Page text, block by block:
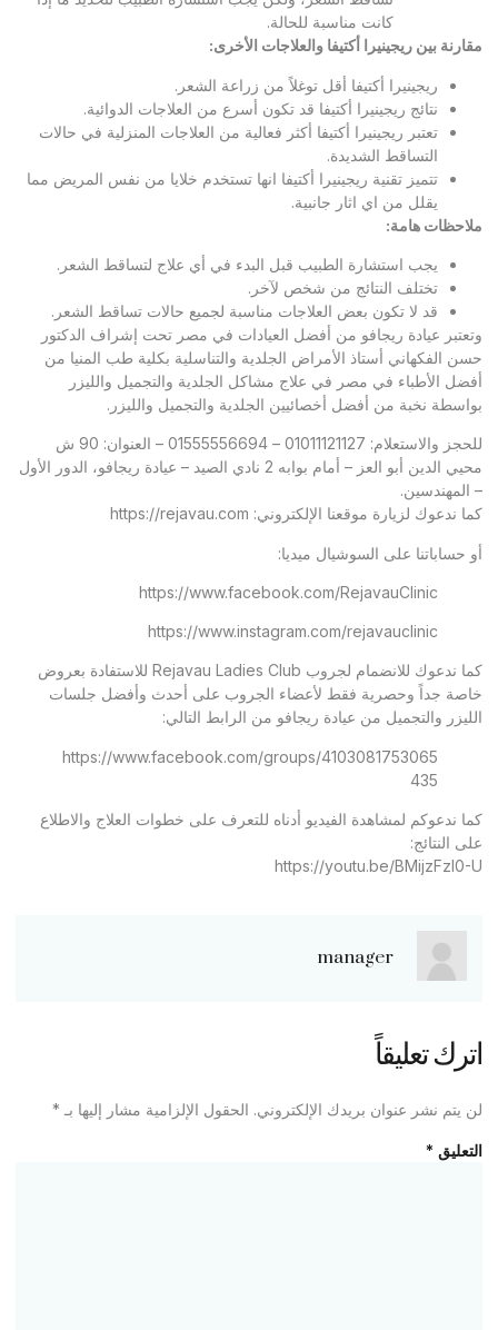
كانت مناسبة للحالة.
مقارنة بين ريجينيرا أكتيفا والعلاجات الأخرى:
ريجينيرا أكتيفا أقل توغلاً من زراعة الشعر.
نتائج ريجينيرا أكتيفا قد تكون أسرع من العلاجات الدوائية.
تعتبر ريجينيرا أكتيفا أكثر فعالية من العلاجات المنزلية في حالات
التساقط الشديدة.
تتميز تقنية ريجينيرا أكتيفا انها تستخدم خلايا من نفس المريض مما
يقلل من اي اثار جانبية.
ملاحظات هامة:
يجب استشارة الطبيب قبل البدء في أي علاج لتساقط الشعر.
تختلف النتائج من شخص لآخر.
قد لا تكون بعض العلاجات مناسبة لجميع حالات تساقط الشعر.
وتعتبر عيادة ريجافو من أفضل العيادات في مصر تحت إشراف الدكتور
حسن الفكهاني أستاذ الأمراض الجلدية والتناسلية بكلية طب المنيا من
أفضل الأطباء في مصر في علاج مشاكل الجلدية والتجميل والليزر
بواسطة نخبة من أفضل أخصائيين الجلدية والتجميل والليزر.
للحجز والاستعلام: 01011121127 – 01555556694 – العنوان: 90 ش
محيي الدين أبو العز – أمام بوابه 2 نادي الصيد – عيادة ريجافو، الدور الأول
– المهندسين.
كما ندعوك لزيارة موقعنا الإلكتروني: https://rejavau.com
أو حساباتنا على السوشيال ميديا:
https://www.facebook.com/RejavauClinic
https://www.instagram.com/rejavauclinic
كما ندعوك للانضمام لجروب Rejavau Ladies Club للاستفادة بعروض
خاصة جداً وحصرية فقط لأعضاء الجروب على أحدث وأفضل جلسات
الليزر والتجميل من عيادة ريجافو من الرابط التالي:
https://www.facebook.com/groups/4103081753065
435
كما ندعوكم لمشاهدة الفيديو أدناه للتعرف على خطوات العلاج والاطلاع
على النتائج:
https://youtu.be/BMijzFzl0-U
manager
اترك تعليقاً
لن يتم نشر عنوان بريدك الإلكتروني. الحقول الإلزامية مشار إليها بـ *
التعليق *